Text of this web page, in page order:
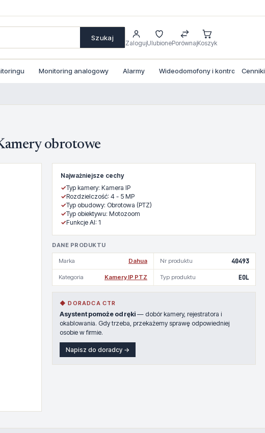
Szukaj
ZalogujUlubionePorównajKoszyk
Monitoring analogowy Alarmy Wideodomofony i kontrola dostepu
Cenniki
obrotowe
Najważniejsze cechy
✓Typ kamery: Kamera IP
✓Rozdzielczość: 4 - 5 MP
✓Typ obudowy: Obrotowa (PTZ)
✓Typ obiektywu: Motozoom
✓Funkcje AI: 1
DANE PRODUKTU
Marka Dahua Nr produktu 40493
Kategoria Kamery IP PTZ Typ produktu EOL
◆ DORADCA CTR
Asystent pomoże od ręki — dobór kamery, rejestratora i
okablowania. Gdy trzeba, przekażemy sprawę odpowiedniej
osobie w firmie.
Napisz do doradcy →